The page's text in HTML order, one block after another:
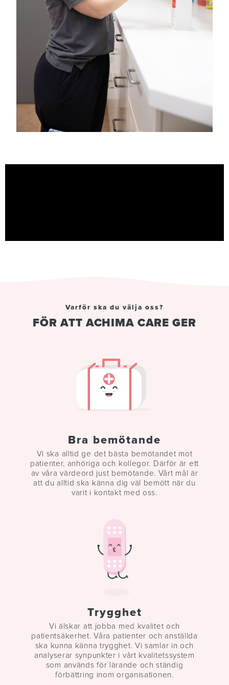
Varför ska du välja oss?
FÖR ATT ACHIMA CARE GER
Bra bemötande
Vi ska alltid ge det bästa bemötandet mot
patienter, anhöriga och kollegor. Därför är ett
av våra värdeord just bemötande. Vårt mål är
att du alltid ska känna dig väl bemött när du
varit i kontakt med oss.
Trygghet
Vi älskar att jobba med kvalitet och
patientsäkerhet. Våra patienter och anställda
ska kunna känna trygghet. Vi samlar in och
analyserar synpunkter i vårt kvalitetssystem
som används för lärande och ständig
förbättring inom organisationen.